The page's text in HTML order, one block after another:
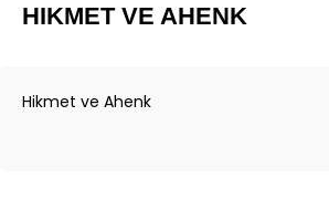
HIKMET VE AHENK
Hikmet ve Ahenk